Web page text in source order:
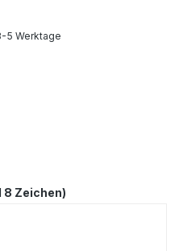
5 Werktage
8 Zeichen)